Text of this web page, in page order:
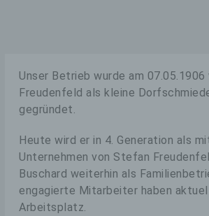
Unser Betrieb wurde am
Freudenfeld als kleine
gegründet.
Heute wird er in 4. Generation als
Unternehmen von Stefan
Buschard weiterhin als
engagierte Mitarbeiter haben
Arbeitsplatz.